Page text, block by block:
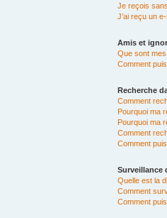
Je reçois
J’ai reçu un
Amis et
Que sont mes
Comment
Recherche
Comment
Pourquoi ma
Pourquoi ma
Comment
Comment
Surveillance
Quelle est la
Comment
Comment